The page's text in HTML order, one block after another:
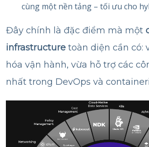
cùng một nền tảng – tối ưu cho
Đây chính là đặc điểm mà một
infrastructure toàn diện cần có:
hóa vận hành, vừa hỗ trợ các
nhất trong DevOps và